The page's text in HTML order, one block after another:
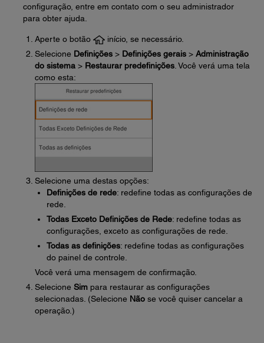
configuração, entre em contato com o seu administrador
para obter ajuda.
Aperte o botão
início, se necessário.
Selecione Definições > Definições gerais > Administração
do sistema > Restaurar predefinições . Você verá uma tela
como esta:
Selecione uma destas opções:
Definições de rede: redefine todas as configurações de
rede.
Todas Exceto Definições de Rede: redefine todas as
configurações, exceto as configurações de rede.
Todas as definições: redefine todas as configurações
do painel de controle.
Você verá uma mensagem de confirmação.
Selecione Sim para restaurar as configurações
selecionadas. (Selecione Não se você quiser cancelar a
operação.)